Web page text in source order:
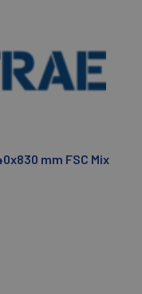
mm FSC Mix